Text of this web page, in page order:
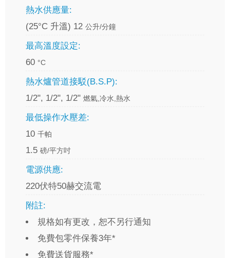
熱水供應量:
(25°C 升溫) 12 公升/分鐘
最高溫度設定:
60 °C
熱水爐管道接駁(B.S.P):
1/2", 1/2", 1/2" 燃氣,冷水,熱水
最低操作水壓差:
10 千帕
1.5 磅/平方吋
電源供應:
220伏特50赫交流電
附註:
規格如有更改，恕不另行通知
免費包零件保養3年*
免費送貨服務*